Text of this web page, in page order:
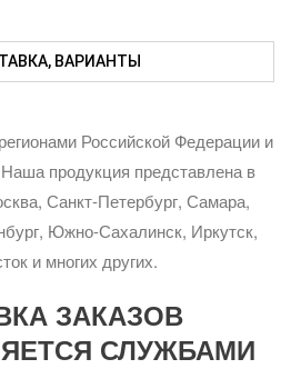
ВАРИАНТЫ
Российской Федерации и
продукция представлена в
Санкт-Петербург, Самара,
Южно-Сахалинск, Иркутск,
и многих других.
ЗАКАЗОВ
СЛУЖБАМИ